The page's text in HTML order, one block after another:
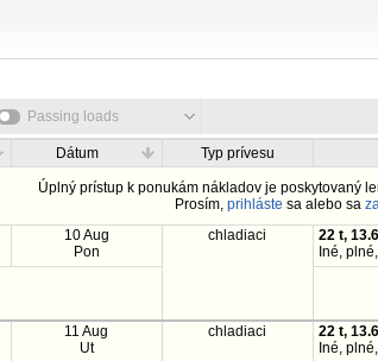
Passing loads
Dátum Typ prívesu
Úplný prístup k ponukám nákladov je poskytovaný
Prosím, prihláste sa alebo sa
10 Aug
Pon
chladiaci
22 t,
Iné,
11 Aug
Ut
chladiaci
22 t,
Iné,